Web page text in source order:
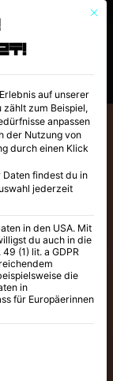
AUF
Mit
auf unserer
zum Beispiel,
anpassen
der Nutzung von
durch einen Klick
findest du in
jederzeit
in den USA. Mit
du auch in die
(1) lit. a GDPR
die
in
für Europäerinnen
Gruppen,